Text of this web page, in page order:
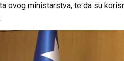
ovog ministarstva, te da su